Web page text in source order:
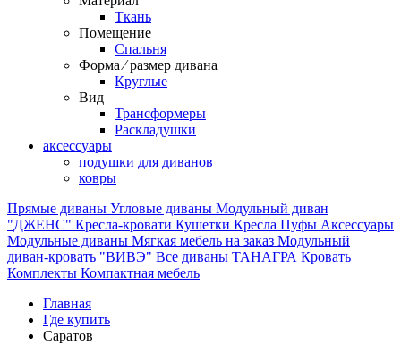
Ткань
Помещение
Спальня
Форма ⁄ размер дивана
Круглые
Вид
Трансформеры
Раскладушки
аксессуары
подушки для диванов
ковры
Прямые диваны Угловые диваны Модульный диван
"ДЖЕНС" Кресла-кровати Кушетки Кресла Пуфы Аксессуары
Модульные диваны Мягкая мебель на заказ Модульный
диван-кровать "ВИВЭ" Все диваны ТАНАГРА Кровать
Комплекты Компактная мебель
Главная
Где купить
Саратов